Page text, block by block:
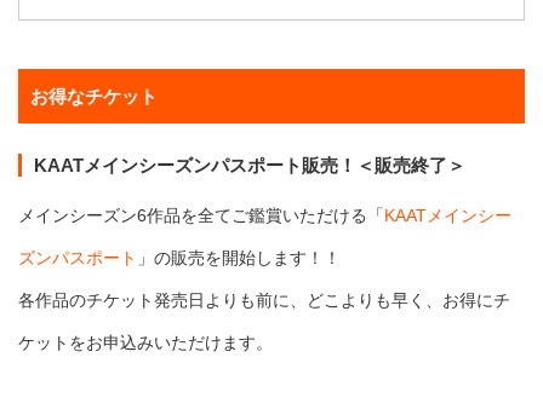
お得なチケット
KAATメインシーズンパスポート販売！＜販売終了＞
メインシーズン6作品を全てご鑑賞いただける「KAATメインシー
ズンパスポート 」の販売を開始します！！
各作品のチケット発売日よりも前に、どこよりも早く、お得にチ
ケットをお申込みいただけます。